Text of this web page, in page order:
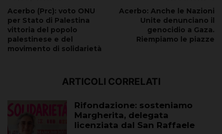
Acerbo (Prc): voto ONU
per Stato di Palestina
vittoria del popolo
palestinese e del
movimento di solidarietà
Acerbo: Anche le Nazioni
Unite denunciano il
genocidio a Gaza.
Riempiamo le piazze
ARTICOLI CORRELATI
Rifondazione: sosteniamo
Margherita, delegata
licenziata dal San Raffaele